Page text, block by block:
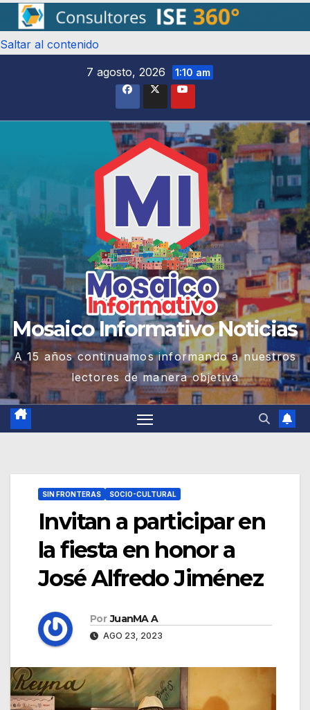
Saltar al contenido
7 agosto, 2026
1:10 am
Mosaico Informativo Noticias
A 15 años continuamos informando a nuestros
lectores de manera objetiva
SIN FRONTERAS SOCIO-CULTURAL
Invitan a participar en
la fiesta en honor a
José Alfredo Jiménez
Por JuanMA A
AGO 23, 2023